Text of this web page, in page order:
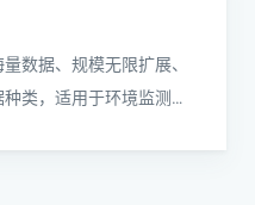
数据、规模无限扩展、
类，适用于环境监测分